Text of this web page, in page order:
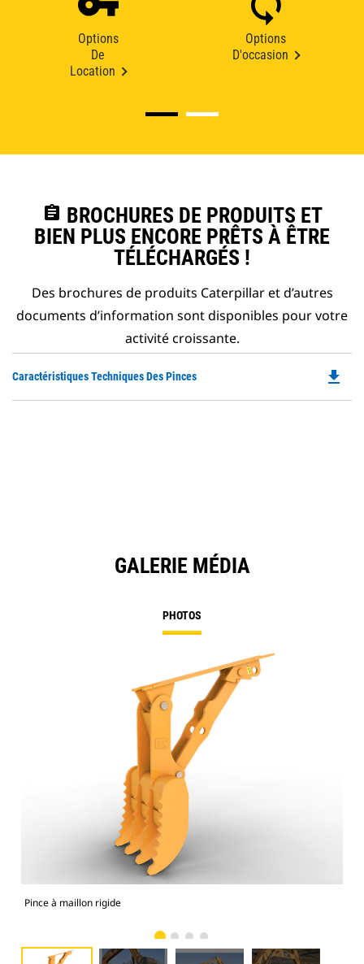
Options
De
Location
Options
D'occasion
assignment BROCHURES DE PRODUITS ET
BIEN PLUS ENCORE PRÊTS À ÊTRE
TÉLÉCHARGÉS !
Des brochures de produits Caterpillar et d’autres
documents d’information sont disponibles pour votre
activité croissante.
Caractéristiques Techniques Des Pinces file_download
GALERIE MÉDIA
PHOTOS
Pince à maillon rigide